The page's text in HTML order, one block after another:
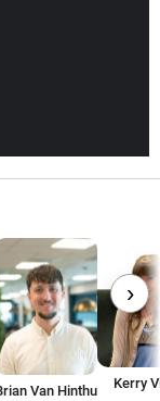
Van Hinthum
Kerry
›